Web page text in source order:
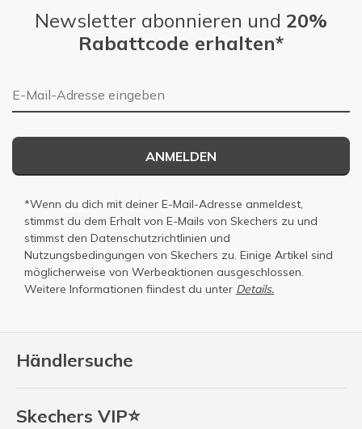
Händlersuche
Skechers VIP⭐
Newsletter abonnieren und 20%
Rabattcode erhalten*
E-Mail-Adresse
ANMELDEN
*Wenn du dich mit deiner E-Mail-Adresse anmeldest,
stimmst du dem Erhalt von E-Mails von Skechers zu und
stimmst den Datenschutzrichtlinien und
Nutzungsbedingungen von Skechers zu. Einige Artikel sind
möglicherweise von Werbeaktionen ausgeschlossen.
Weitere Informationen fiindest du unter Details.